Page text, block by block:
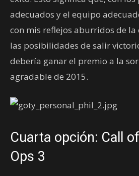
adecuados y el equipo
con mis reflejos aburridos de la
las posibilidades de salir
debería ganar el premio a la
agradable de 2015.
Cuarta opción: Call
Ops 3